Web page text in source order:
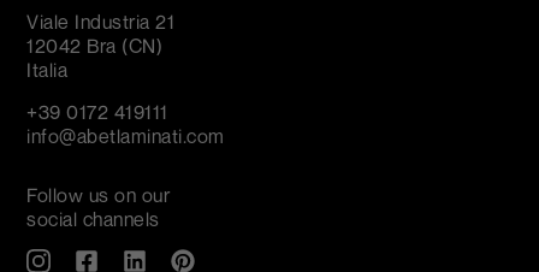
Viale Industria 21
12042 Bra (CN)
Italia
+39 0172 419111
info@abetlaminati.com
Follow us on our
social channels